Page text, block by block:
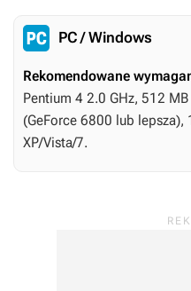
PC / Windows
Rekomendowane
Pentium 4 2.0 GHz, 512
(GeForce 6800 lub lepsza),
XP/Vista/7.